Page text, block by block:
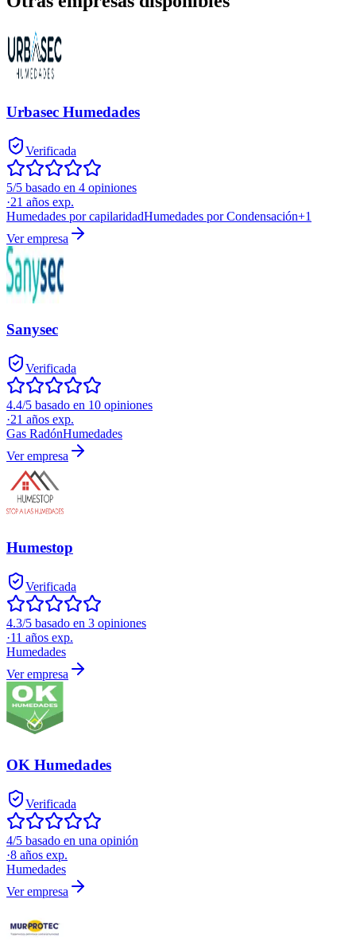
Urbasec Humedades
Verificada
5/5 basado en 4 opiniones
·21 años exp.
Humedades por capilaridadHumedades por Condensación+1
Ver empresa
Sanysec
Verificada
4.4/5 basado en 10 opiniones
·21 años exp.
Gas RadónHumedades
Ver empresa
Humestop
Verificada
4.3/5 basado en 3 opiniones
·11 años exp.
Humedades
Ver empresa
OK Humedades
Verificada
4/5 basado en una opinión
·8 años exp.
Humedades
Ver empresa